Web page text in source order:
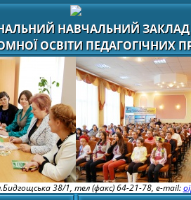
НАВЧАЛЬНИЙ ЗАКЛАД
ОСВІТИ ПЕДАГОГІЧНИХ
38/1, тел (факс) 64-21-78, e-mail: